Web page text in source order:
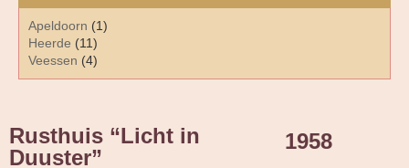
Apeldoorn (1)
Heerde (11)
Veessen (4)
Rusthuis “Licht in
Duuster”
1958